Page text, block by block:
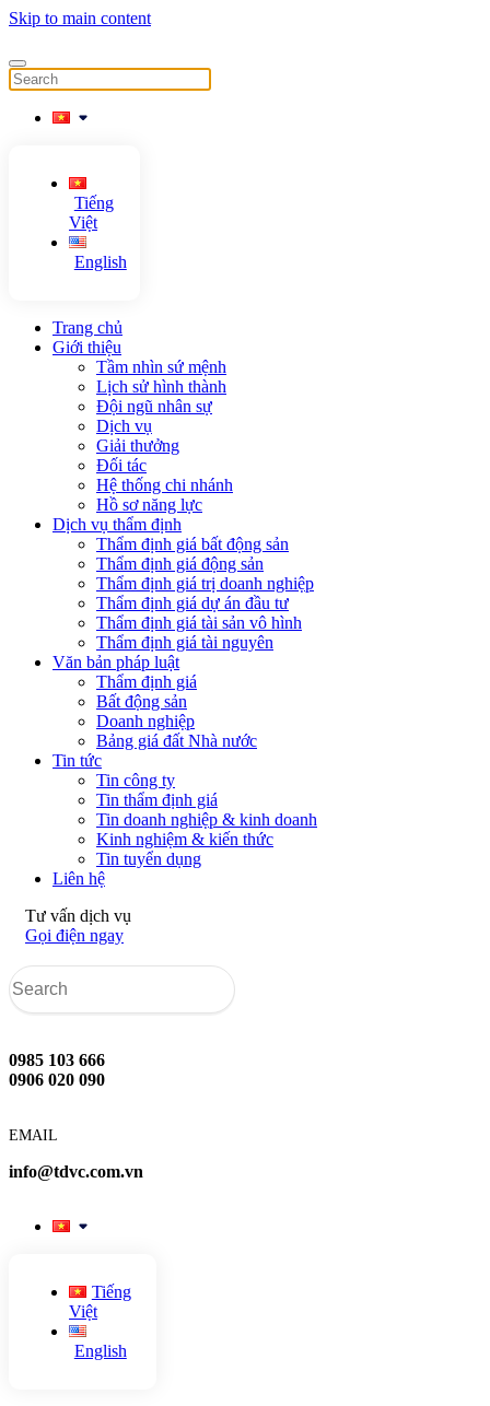
Skip to main content
Tiếng
Việt
English
Trang chủ
Giới thiệu
Tầm nhìn sứ mệnh
Lịch sử hình thành
Đội ngũ nhân sự
Dịch vụ
Giải thưởng
Đối tác
Hệ thống chi nhánh
Hồ sơ năng lực
Dịch vụ thẩm định
Thẩm định giá bất động sản
Thẩm định giá động sản
Thẩm định giá trị doanh nghiệp
Thẩm định giá dự án đầu tư
Thẩm định giá tài sản vô hình
Thẩm định giá tài nguyên
Văn bản pháp luật
Thẩm định giá
Bất động sản
Doanh nghiệp
Bảng giá đất Nhà nước
Tin tức
Tin công ty
Tin thẩm định giá
Tin doanh nghiệp & kinh doanh
Kinh nghiệm & kiến thức
Tin tuyển dụng
Liên hệ
Tư vấn dịch vụ
Gọi điện ngay
0985 103 666
0906 020 090
EMAIL
info@tdvc.com.vn
Tiếng
Việt
English